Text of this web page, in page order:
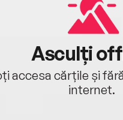
Asculți
accesa cărțile și
internet.